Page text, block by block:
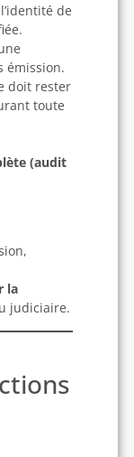
de
émission.
doit rester
toute
(audit
la
judiciaire.